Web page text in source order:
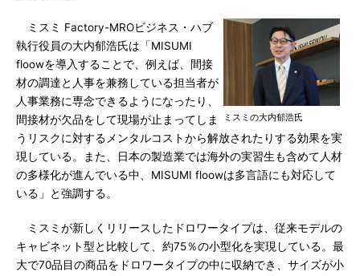
ミスミの大内郁浩氏
ミスミ Factory-MROビジネス・ハブ
執行役員の大内郁浩氏は「MISUMI
floowを導入することで、例えば、間接
材の調達と人事を兼務している担当者が
人事業務に専念できるようになったり、
間接材が欠品をして現場が止まってしま
うリスクに対するメンタルコストから解放されたりする効果を実
現している。また、日本の製造業では海外の実習生も含めて人材
の多様化が進んでいる中、MISUMI floowは多言語にも対応して
いる」と強調する。
ミスミが新しくリリースしたドロワータイプは、従来モデルの
キャビネット型と比較して、約75％の小型化を実現している。最
大で70品目の商品をドロワータイプの中に収納でき、サイズが小